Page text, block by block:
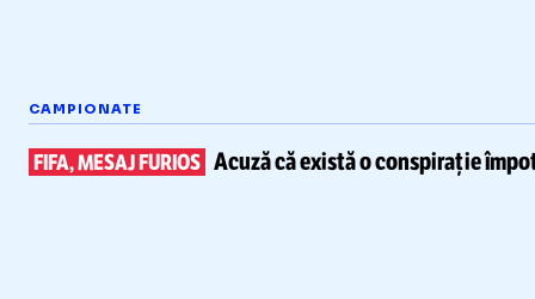
CAMPIONATE
FIFA, MESAJ FURIOS Acuză că existăo conspirație